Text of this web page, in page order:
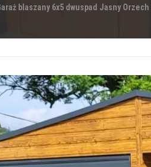
blaszany 6x5 dwuspad Jasny Orzech